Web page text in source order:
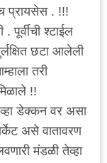
प्रायसेस . !!!
पूर्वीची श्टाईल
छटा आलेली
तरी
!!
डेक्कन वर असा
असे वातावरण
मंडळी तेव्हा